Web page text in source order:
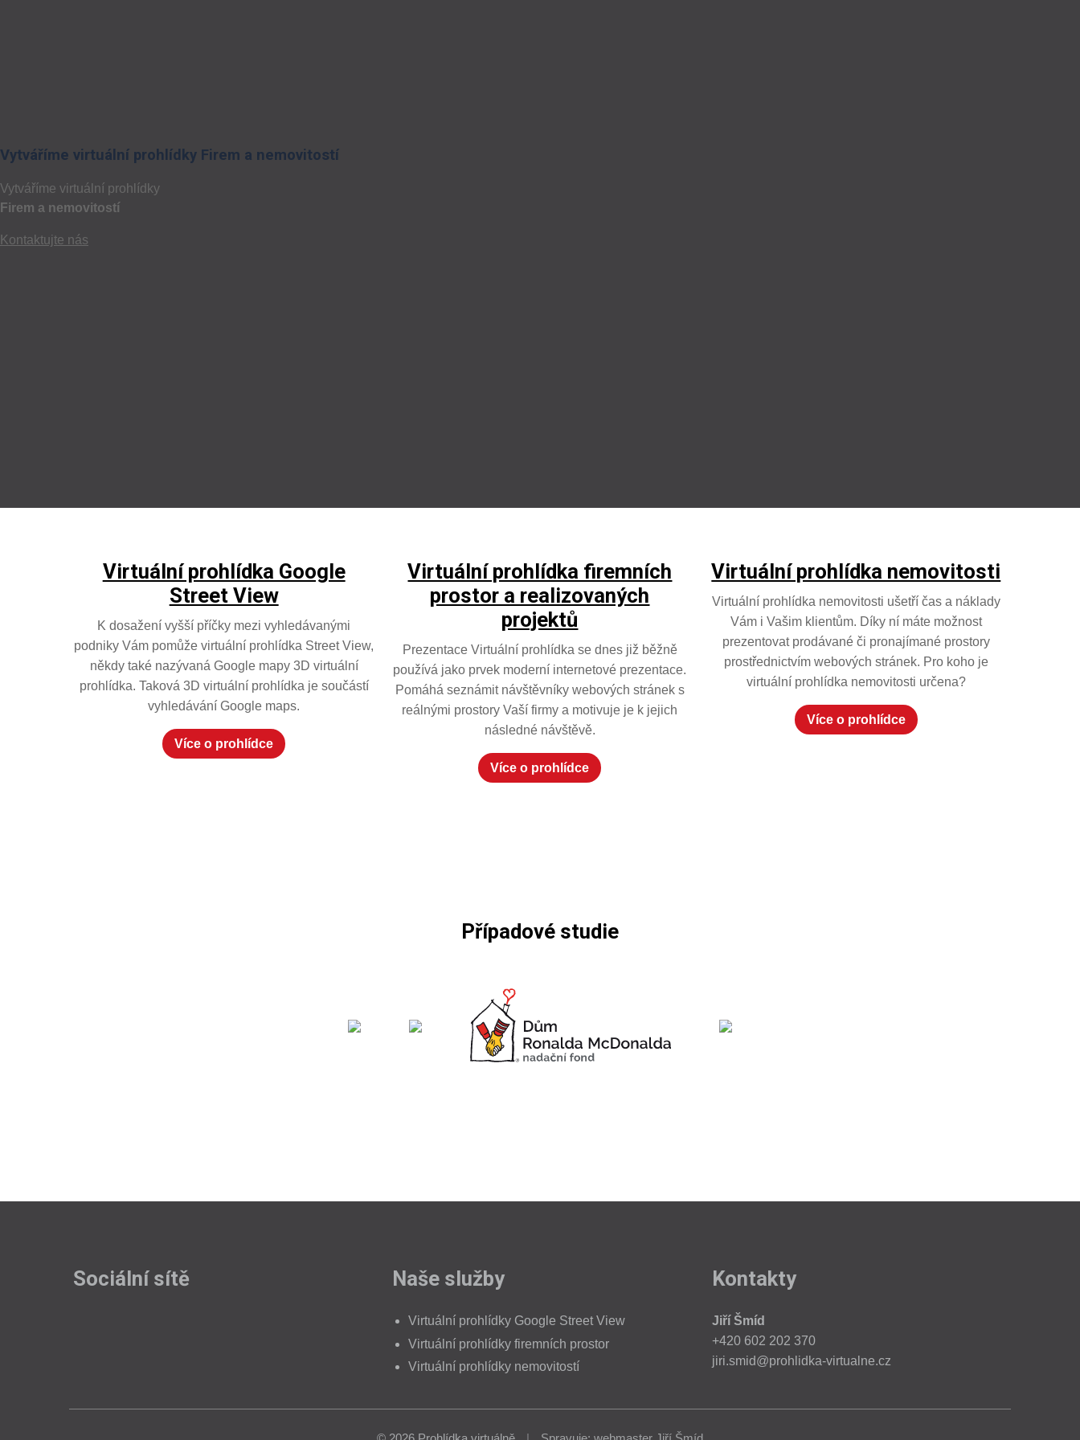
Vytváříme virtuální prohlídky Firem a nemovitostí
Vytváříme virtuální prohlídky
Firem a nemovitostí
Kontaktujte nás
Virtuální prohlídka Google
Street View
K dosažení vyšší příčky mezi vyhledávanými
podniky Vám pomůže virtuální prohlídka Street View,
někdy také nazývaná Google mapy 3D virtuální
prohlídka. Taková 3D virtuální prohlídka je součástí
vyhledávání Google maps.
Více o prohlídce
Virtuální prohlídka firemních
prostor a realizovaných
projektů
Prezentace Virtuální prohlídka se dnes již běžně
používá jako prvek moderní internetové prezentace.
Pomáhá seznámit návštěvníky webových stránek s
reálnými prostory Vaší firmy a motivuje je k jejich
následné návštěvě.
Více o prohlídce
Virtuální prohlídka nemovitosti
Virtuální prohlídka nemovitosti ušetří čas a náklady
Vám i Vašim klientům. Díky ní máte možnost
prezentovat prodávané či pronajímané prostory
prostřednictvím webových stránek. Pro koho je
virtuální prohlídka nemovitosti určena?
Více o prohlídce
Případové studie
Sociální sítě Naše služby
Virtuální prohlídky Google Street View
Virtuální prohlídky firemních prostor
Virtuální prohlídky nemovitostí
Kontakty
Jiří Šmíd
+420 602 202 370
jiri.smid@prohlidka-virtualne.cz